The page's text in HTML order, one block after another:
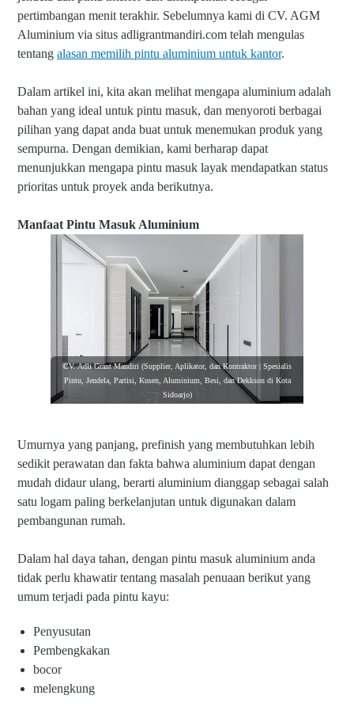
pertimbangan menit terakhir. Sebelumnya kami di CV. AGM
Aluminium via situs adligrantmandiri.com telah mengulas
tentang alasan memilih pintu aluminium untuk kantor.
Dalam artikel ini, kita akan melihat mengapa aluminium adalah
bahan yang ideal untuk pintu masuk, dan menyoroti berbagai
pilihan yang dapat anda buat untuk menemukan produk yang
sempurna. Dengan demikian, kami berharap dapat
menunjukkan mengapa pintu masuk layak mendapatkan status
prioritas untuk proyek anda berikutnya.
Manfaat Pintu Masuk Aluminium
CV. Adli Grant Mandiri (Supplier, Aplikator, dan Kontraktor | Spesialis
Pintu, Jendela, Partisi, Kusen, Aluminium, Besi, dan Dekkson di Kota
Sidoarjo)
Umurnya yang panjang, prefinish yang membutuhkan lebih
sedikit perawatan dan fakta bahwa aluminium dapat dengan
mudah didaur ulang, berarti aluminium dianggap sebagai salah
satu logam paling berkelanjutan untuk digunakan dalam
pembangunan rumah.
Dalam hal daya tahan, dengan pintu masuk aluminium anda
tidak perlu khawatir tentang masalah penuaan berikut yang
umum terjadi pada pintu kayu:
Penyusutan
Pembengkakan
bocor
melengkung